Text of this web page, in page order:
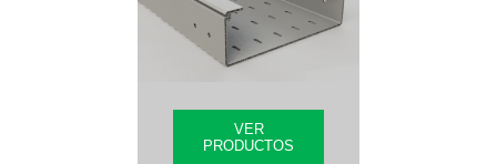
VER
PRODUCTOS